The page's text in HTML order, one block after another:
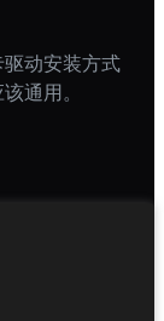
动安装方式
通用。